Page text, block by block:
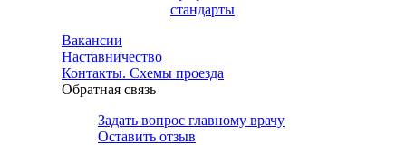
стандарты
Вакансии
Наставничество
Контакты. Схемы проезда
Обратная связь
Задать вопрос главному врачу
Оставить отзыв